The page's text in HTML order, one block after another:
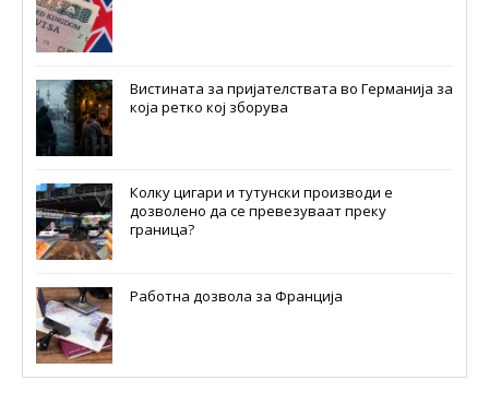
Вистината за пријателствата во Германија за
која ретко кој зборува
Колку цигари и тутунски производи е
дозволено да се превезуваат преку
граница?
Работна дозвола за Франција